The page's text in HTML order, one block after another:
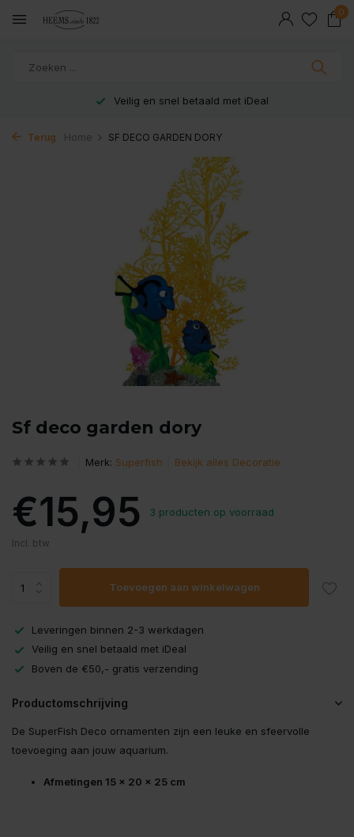
0
Veilig en snel betaald met iDeal
Terug Home SF DECO GARDEN DORY
Sf deco garden dory
Merk: Superfish Bekijk alles Decoratie
€15,95 3 producten op voorraad
Incl. btw
Toevoegen aan winkelwagen
Leveringen binnen 2-3 werkdagen
Veilig en snel betaald met iDeal
Boven de €50,- gratis verzending
Productomschrijving
De SuperFish Deco ornamenten zijn een leuke en sfeervolle
toevoeging aan jouw aquarium.
Afmetingen 15 x 20 x 25 cm